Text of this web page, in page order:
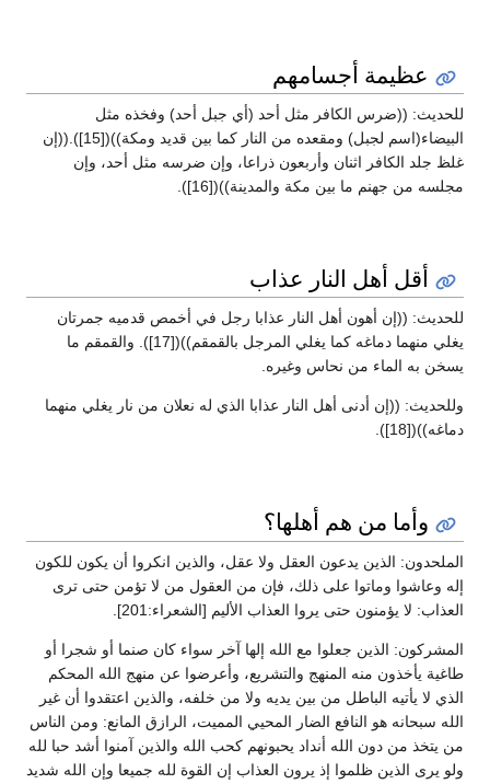
عظيمة أجسامهم
للحديث: ((ضرس الكافر مثل أحد (أي جبل أحد) وفخذه مثل
البيضاء(اسم لجبل) ومقعده من النار كما بين قديد ومكة))([15]).((إن
غلظ جلد الكافر اثنان وأربعون ذراعا، وإن ضرسه مثل أحد، وإن
مجلسه من جهنم ما بين مكة والمدينة))([16]).
أقل أهل النار عذاب
للحديث: ((إن أهون أهل النار عذابا رجل في أخمص قدميه جمرتان
يغلي منهما دماغه كما يغلي المرجل بالقمقم))([17]). والقمقم ما
يسخن به الماء من نحاس وغيره.
وللحديث: ((إن أدنى أهل النار عذابا الذي له نعلان من نار يغلي منهما
دماغه))([18]).
وأما من هم أهلها؟
الملحدون: الذين يدعون العقل ولا عقل، والذين انكروا أن يكون للكون
إله وعاشوا وماتوا على ذلك، فإن من العقول من لا تؤمن حتى ترى
العذاب: لا يؤمنون حتى يروا العذاب الأليم [الشعراء:201].
المشركون: الذين جعلوا مع الله إلها آخر سواء كان صنما أو شجرا أو
طاغية يأخذون منه المنهج والتشريع، وأعرضوا عن منهج الله المحكم
الذي لا يأتيه الباطل من بين يديه ولا من خلفه، والذين اعتقدوا أن غير
الله سبحانه هو النافع الضار المحيي المميت، الرازق المانع: ومن الناس
من يتخذ من دون الله أنداد يحبونهم كحب الله والذين آمنوا أشد حبا لله
ولو يرى الذين ظلموا إذ يرون العذاب إن القوة لله جميعا وإن الله شديد